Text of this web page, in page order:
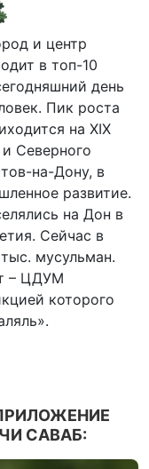
и центр
в топ-10
день
Пик роста
на XIX
Северного
на-Дону, в
развитие.
на Дон в
Сейчас в
мусульман.
– ЦДУМ
которого
САВАБ: